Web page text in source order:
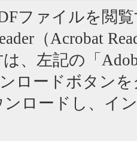
ファイルを閲
（Acrobat
、左記の「
ンロードボタン
ンロードし、イ